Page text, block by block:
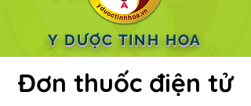
Y DƯỢC TINH HOA
Đơn thuốc điện tử